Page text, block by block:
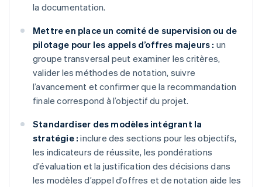
la documentation.
Mettre en place un comité de supervision ou de
pilotage pour les appels d’offres majeurs : un
groupe transversal peut examiner les critères,
valider les méthodes de notation, suivre
l’avancement et confirmer que la recommandation
finale correspond à l’objectif du projet.
Standardiser des modèles intégrant la
stratégie : inclure des sections pour les objectifs,
les indicateurs de réussite, les pondérations
d’évaluation et la justification des décisions dans
les modèles d’appel d’offres et de notation aide les